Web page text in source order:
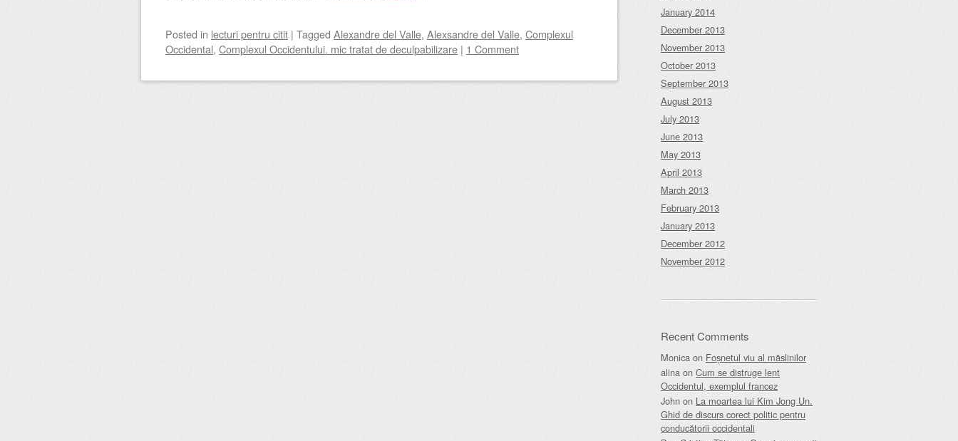
Posted in lecturi pentru citit | Tagged Alexandre del Valle, Alexsandre del Valle, Complexul
Occidental, Complexul Occidentului. mic tratat de deculpabilizare | 1 Comment
January 2014
December 2013
November 2013
October 2013
September 2013
August 2013
July 2013
June 2013
May 2013
April 2013
March 2013
February 2013
January 2013
December 2012
November 2012
Recent Comments
Monica on Foșnetul viu al măslinilor
alina on Cum se distruge lent
Occidentul, exemplul francez
John on La moartea lui Kim Jong Un.
Ghid de discurs corect politic pentru
conducătorii occidentali